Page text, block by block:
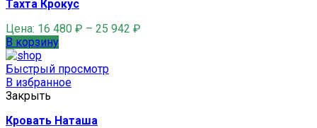
Тахта Крокус
Цена: 16 480 ₽ – 25 942 ₽
В корзину
Быстрый просмотр
В избранное
Закрыть
Кровать Наташа